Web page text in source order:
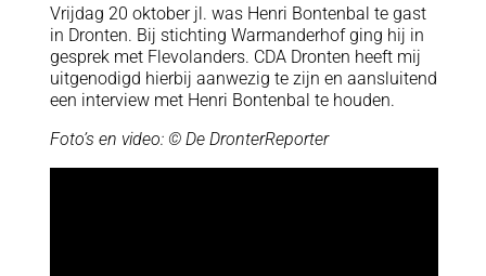
Vrijdag 20 oktober jl. was Henri Bontenbal te gast
in Dronten. Bij stichting Warmanderhof ging hij in
gesprek met Flevolanders. CDA Dronten heeft mij
uitgenodigd hierbij aanwezig te zijn en aansluitend
een interview met Henri Bontenbal te houden.
Foto’s en video: © De DronterReporter